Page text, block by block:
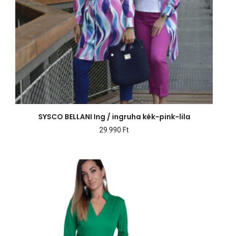
SYSCO BELLANI Ing / ingruha kék-pink-lila
29.990 Ft